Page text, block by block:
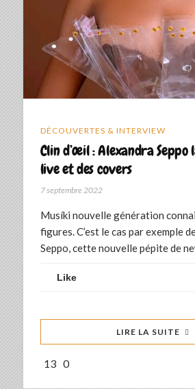
DÉCOUVERTES & INTERVIEW
Clin d’œil : Alexandra Seppo
live et des covers
7 septembre 2022
Musíki nouvelle génération
figures. C’est le cas par exemple
Seppo, cette nouvelle pépite de
Like
LIRE LA SUITE
13 0